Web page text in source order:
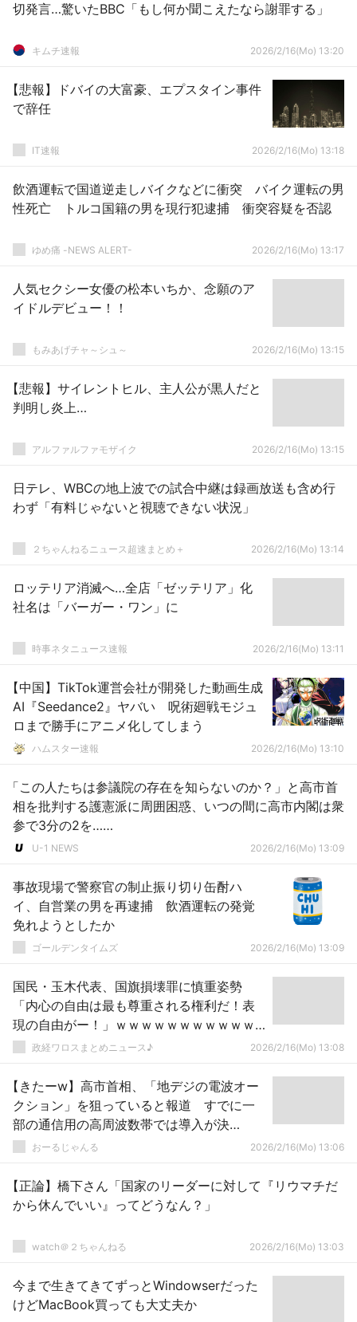
切発言…驚いたBBC「もし何か聞こえたなら謝罪する」
キムチ速報 2026/2/16(Mo) 13:20
【悲報】ドバイの大富豪、エプスタイン事件
で辞任
IT速報 2026/2/16(Mo) 13:18
飲酒運転で国道逆走しバイクなどに衝突 バイク運転の男
性死亡 トルコ国籍の男を現行犯逮捕 衝突容疑を否認
ゆめ痛 -NEWS ALERT- 2026/2/16(Mo) 13:17
人気セクシー女優の松本いちか、念願のア
イドルデビュー！！
もみあげチャ～シュ～ 2026/2/16(Mo) 13:15
【悲報】サイレントヒル、主人公が黒人だと
判明し炎上…
アルファルファモザイク 2026/2/16(Mo) 13:15
日テレ、WBCの地上波での試合中継は録画放送も含め行
わず「有料じゃないと視聴できない状況」
２ちゃんねるニュース超速まとめ＋ 2026/2/16(Mo) 13:14
ロッテリア消滅へ…全店「ゼッテリア」化
社名は「バーガー・ワン」に
時事ネタニュース速報 2026/2/16(Mo) 13:11
【中国】TikTok運営会社が開発した動画生成
AI『Seedance2』ヤバい 呪術廻戦モジュ
ロまで勝手にアニメ化してしまう
ハムスター速報 2026/2/16(Mo) 13:10
「この人たちは参議院の存在を知らないのか？」と高市首
相を批判する護憲派に周囲困惑、いつの間に高市内閣は衆
参で3分の2を……
U-1 NEWS 2026/2/16(Mo) 13:09
事故現場で警察官の制止振り切り缶酎ハ
イ、自営業の男を再逮捕 飲酒運転の発覚
免れようとしたか
ゴールデンタイムズ 2026/2/16(Mo) 13:09
国民・玉木代表、国旗損壊罪に慎重姿勢
「内心の自由は最も尊重される権利だ！表
現の自由がー！」ｗｗｗｗｗｗｗｗｗｗｗ
ｗｗｗｗｗｗｗ
政経ワロスまとめニュース♪ 2026/2/16(Mo) 13:08
【きたーw】高市首相、「地デジの電波オー
クション」を狙っていると報道 すでに一
部の通信用の高周波数帯では導入が決
定！！おーるじゃんる 2026/2/16(Mo) 13:06
【正論】橋下さん「国家のリーダーに対して『リウマチだ
から休んでいい』ってどうなん？」
watch＠２ちゃんねる 2026/2/16(Mo) 13:03
今まで生きてきてずっとWindowserだった
けどMacBook買っても大丈夫か